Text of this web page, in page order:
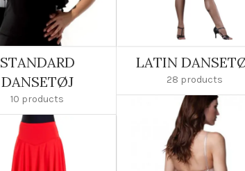
STANDARD
DANSETØJ
10 products
LATIN
28 products